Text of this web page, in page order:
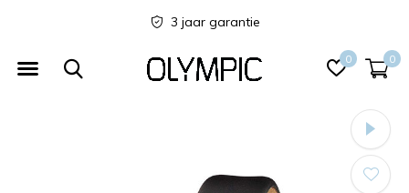
0 0
3 jaar garantie